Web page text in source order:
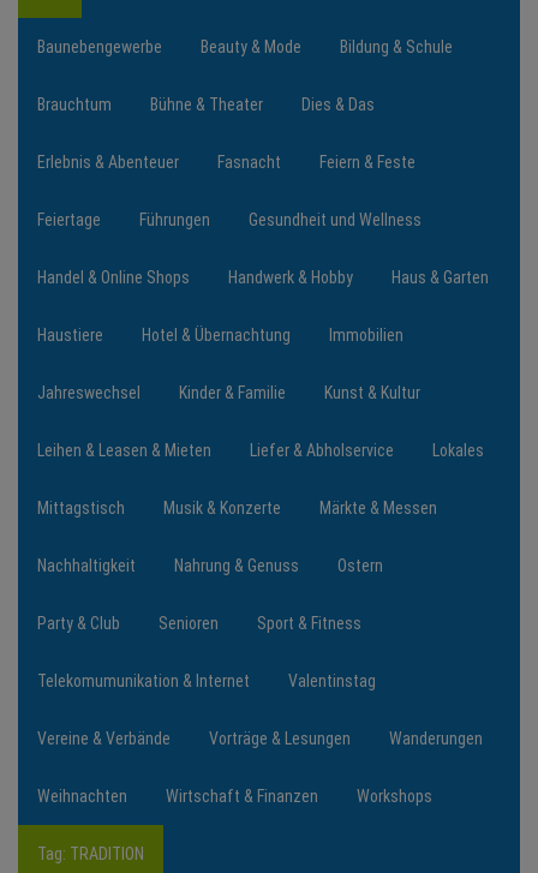
BRANCHEN
NEWS
TERMINE
ANGEBOTE
JOBS
Baunebengewerbe Beauty & Mode Bildung & Schule
Brauchtum Bühne & Theater Dies & Das
Erlebnis & Abenteuer Fasnacht Feiern & Feste
Feiertage Führungen Gesundheit und Wellness
Handel & Online Shops Handwerk & Hobby Haus & Garten
Haustiere Hotel & Übernachtung Immobilien
Jahreswechsel Kinder & Familie Kunst & Kultur
Leihen & Leasen & Mieten Liefer & Abholservice Lokales
Mittagstisch Musik & Konzerte Märkte & Messen
Nachhaltigkeit Nahrung & Genuss Ostern
Party & Club Senioren Sport & Fitness
Telekomumunikation & Internet Valentinstag
Vereine & Verbände Vorträge & Lesungen Wanderungen
Weihnachten Wirtschaft & Finanzen Workshops
Tag: TRADITION